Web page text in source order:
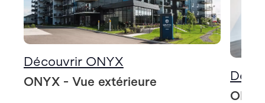
Découvrir ONYX
ONYX - Vue extérieure